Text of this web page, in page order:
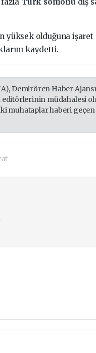
yüksek olduğuna işaret
kaydetti.
Demirören Haber
müdahalesi
muhataplar haberi